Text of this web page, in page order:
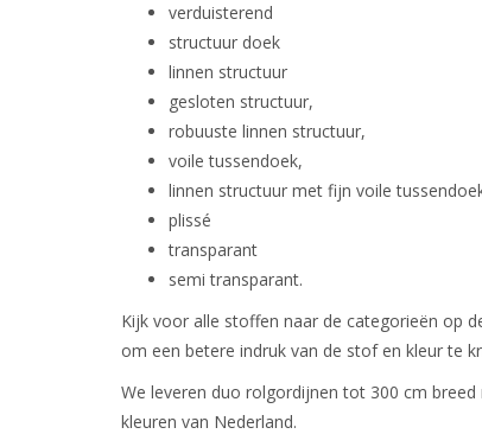
verduisterend
structuur doek
linnen structuur
gesloten structuur,
robuuste linnen structuur,
voile tussendoek,
linnen structuur met fijn voile
plissé
transparant
semi transparant.
Kijk voor alle stoffen naar de categorieën op
om een betere indruk van de stof en kleur te
We leveren duo rolgordijnen tot 300 cm
kleuren van Nederland.